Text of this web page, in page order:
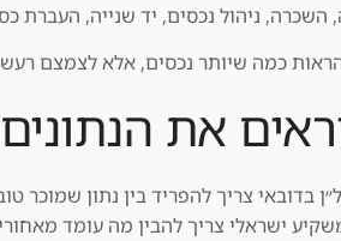
השכרה, ניהול נכסים, יד שנייה, העברת
אלא לצמצם רעש ולהציג 3 כיוונים מסוננים שמתאימים לפרופיל, לתקציב
את
בדובאי צריך להפריד בין נתון
ישראלי צריך להבין מה עומד